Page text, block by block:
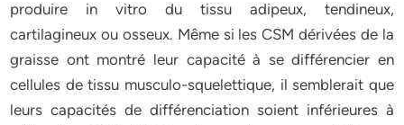
produire in vitro du tissu adipeux, tendineux,
cartilagineux ou osseux. Même si les CSM dérivées de la
graisse ont montré leur capacité à se différencier en
cellules de tissu musculo-squelettique, il semblerait que
leurs capacités de différenciation soient inférieures à